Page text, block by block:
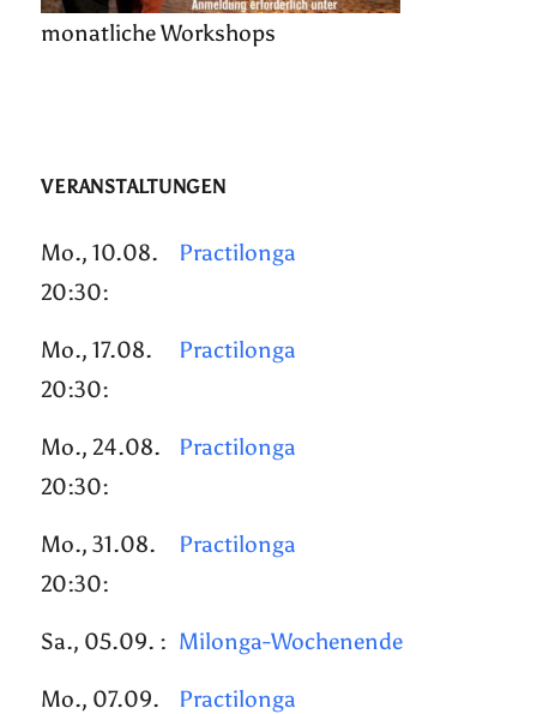
monatliche Workshops
VERANSTALTUNGEN
Mo., 10.08.
20:30:
Practilonga
Mo., 17.08.
20:30:
Practilonga
Mo., 24.08.
20:30:
Practilonga
Mo., 31.08.
20:30:
Practilonga
Sa., 05.09. : Milonga-Wochenende
Mo., 07.09.
Practilonga